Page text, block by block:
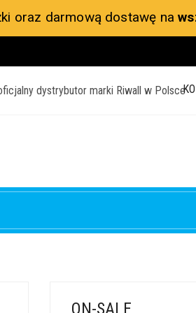
oraz darmową dostawę na
ON-SALE